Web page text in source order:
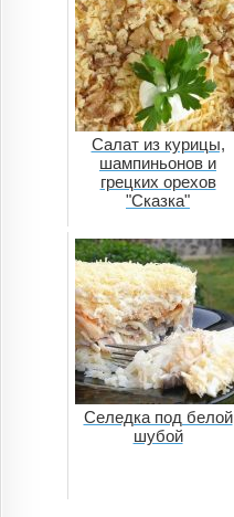
Салат из курицы,
шампиньонов и
грецких орехов
"Сказка"
Селедка под белой
шубой